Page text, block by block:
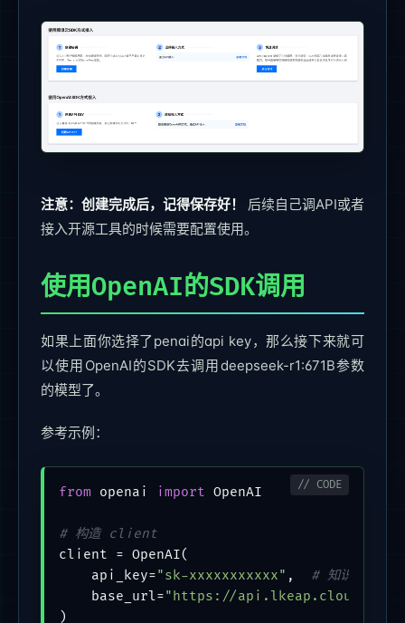
注意：创建完成后，记得保存好！
后续自己调API或者
接入开源工具的时候需要配置使用。
使用OpenAI的SDK调用
如果上面你选择了penai的api key，那么接下来就可
以使用OpenAI的SDK去调用deepseek-r1:671B参数
的模型了。
参考示例：
from openai import OpenAI
# 构造 client
client = OpenAI(
    api_key=
"sk-xxxxxxxxxxx" ,
# 知识引擎原
    base_url=
"https://